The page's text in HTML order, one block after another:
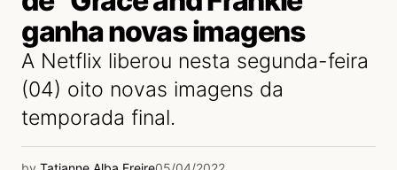
ganha novas imagens
A Netflix liberou nesta segunda-feira
(04) oito novas imagens da
temporada final.